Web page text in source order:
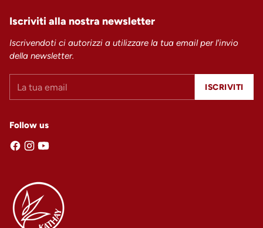
Iscriviti alla nostra newsletter
Iscrivendoti ci autorizzi a utilizzare la tua email per l'invio
della newsletter.
tua
ISCRIVITI
Follow us